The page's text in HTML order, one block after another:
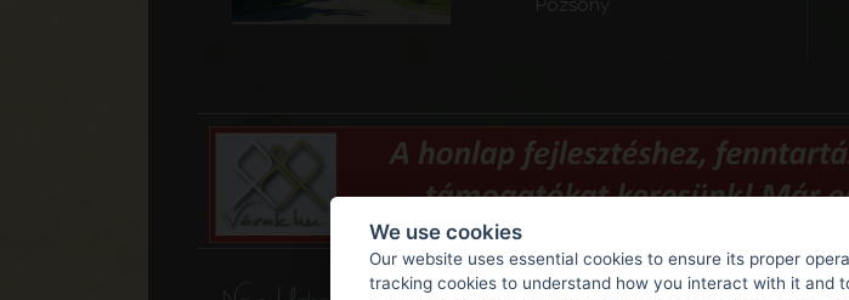
Pozsony
We use cookies
Our website uses essential cookies to ensure its proper
tracking cookies to understand how you interact with it and